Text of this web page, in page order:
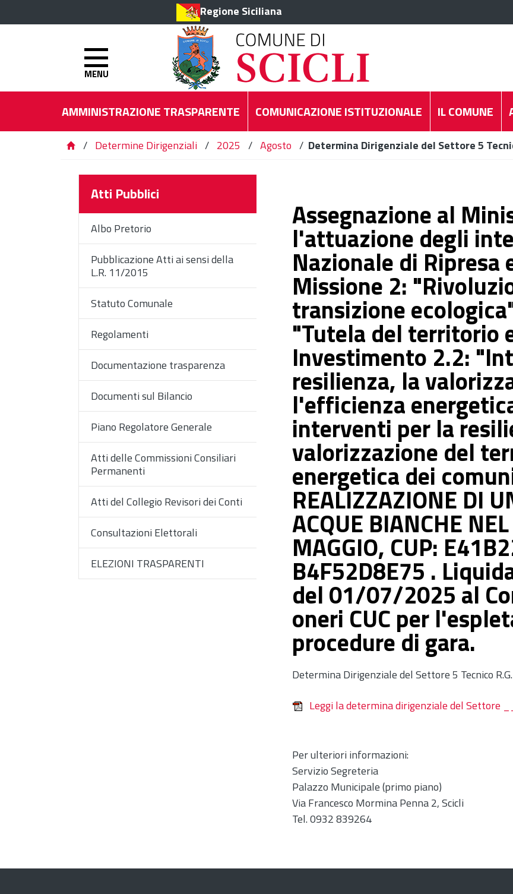
Regione Siciliana
MENU
AMMINISTRAZIONE TRASPARENTE COMUNICAZIONE ISTITUZIONALE IL COMUNE
/ Determine Dirigenziali / 2025 / Agosto / Determina Dirigenziale del Settore 5
Atti Pubblici
Albo Pretorio
Pubblicazione Atti ai sensi della
L.R. 11/2015
Statuto Comunale
Regolamenti
Documentazione trasparenza
Documenti sul Bilancio
Piano Regolatore Generale
Atti delle Commissioni Consiliari
Permanenti
Atti del Collegio Revisori dei Conti
Consultazioni Elettorali
ELEZIONI TRASPARENTI
Assegnazione al
l'attuazione degli
Nazionale di Ripresa
Missione 2:
transizione
"Tutela del territorio
Investimento 2.2:
resilienza, la
l'efficienza
interventi per la
valorizzazione del
energetica dei
REALIZZAZIONE DI
ACQUE BIANCHE
MAGGIO, CUP:
B4F52D8E75 .
del 01/07/2025 al
oneri CUC per
procedure di gara.
Determina Dirigenziale del Settore 5 Tecnico
Leggi la determina dirigenziale del
Per ulteriori informazioni:
Servizio Segreteria
Palazzo Municipale (primo piano)
Via Francesco Mormina Penna 2, Scicli
Tel. 0932 839264